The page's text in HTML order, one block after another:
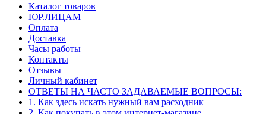
Каталог товаров
ЮР.ЛИЦАМ
Оплата
Доставка
Часы работы
Контакты
Отзывы
Личный кабинет
ОТВЕТЫ НА ЧАСТО ЗАДАВАЕМЫЕ ВОПРОСЫ:
1. Как здесь искать нужный вам расходник